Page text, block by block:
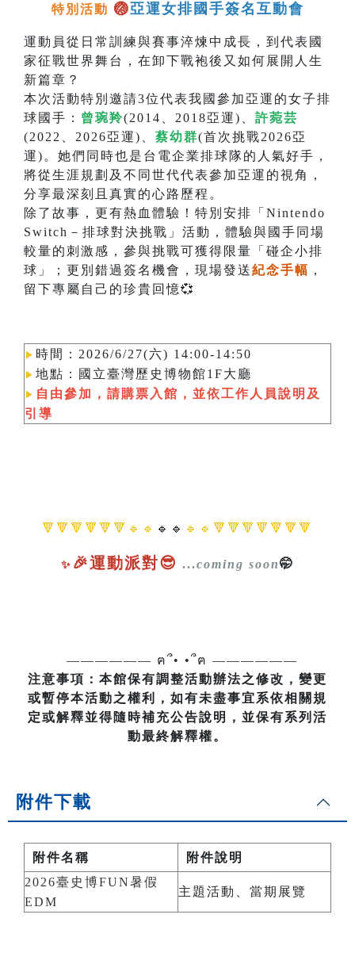
特別活動 🏐亞運女排國手簽名互動會
運動員從日常訓練與賽事淬煉中成長，到代表國
家征戰世界舞台，在卸下戰袍後又如何展開人生
新篇章？
本次活動特別邀請3位代表我國參加亞運的女子排
球國手： 曾琬羚(2014、2018亞運)、 許菀芸
(2022、2026亞運)、 蔡幼群(首次挑戰2026亞
運)。她們同時也是台電企業排球隊的人氣好手，
將從生涯規劃及不同世代代表參加亞運的視角，
分享最深刻且真實的心路歷程。
除了故事，更有熱血體驗！特別安排「Nintendo
Switch－排球對決挑戰」活動，體驗與國手同場
較量的刺激感，參與挑戰可獲得限量「碰企小排
球」；更別錯過簽名機會，現場發送紀念手幅 ，
留下專屬自己的珍貴回憶💞
▶︎ 時間：2026/6/27(六) 14:00-14:50
▶︎ 地點：國立臺灣歷史博物館1F大廳
▶︎ 自由參加，請購票入館，並依工作人員說明及
引導
🔻🔻🔻🔻🔻🔻🔹🔹 🔹🔹 🔹🔹🔻🔻🔻🔻🔻🔻🔻
✨ 🎉運動派對😎 ...coming soon🤭
—————— ฅ՞• •՞ฅ ——————
注意事項：本館保有調整活動辦法之修改，變更
或暫停本活動之權利，如有未盡事宜系依相關規
定或解釋並得隨時補充公告說明，並保有系列活
動最終解釋權。
附件下載
附件名稱
附件說明
2026臺史博FUN暑假
EDM
主題活動、當期展覽